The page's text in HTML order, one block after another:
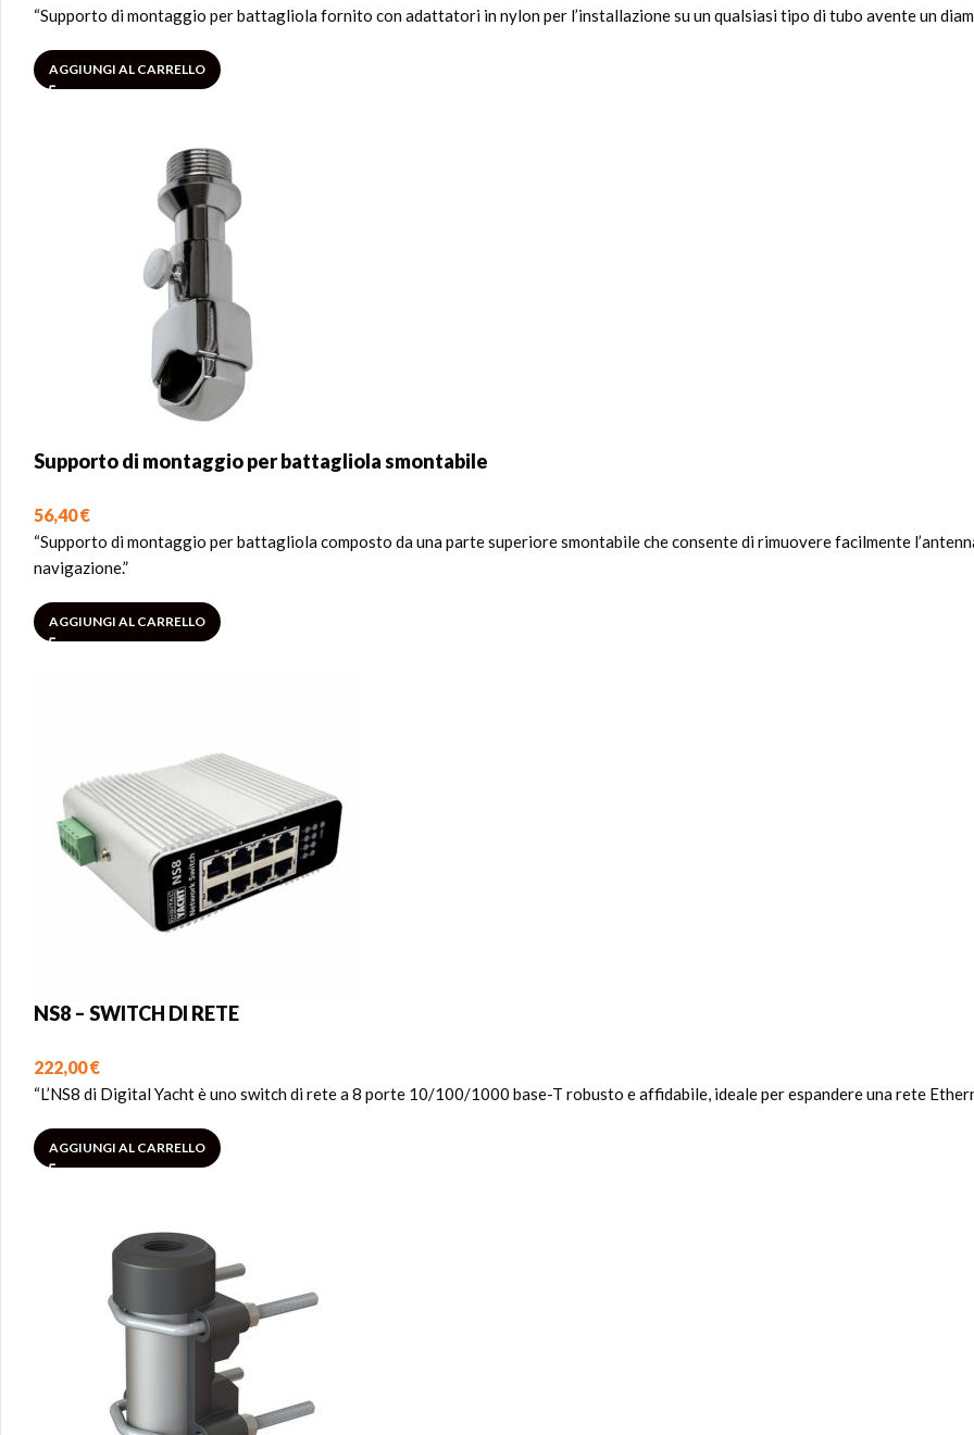
“Supporto di montaggio per battagliola fornito con adattatori in nylon per l’installazione su un qualsiasi tipo di tubo avente un
AGGIUNGI AL CARRELLO
Supporto di montaggio per battagliola smontabile
56,40€
“Supporto di montaggio per battagliola composto da una parte superiore smontabile che consente di rimuovere facilmente
navigazione.”
AGGIUNGI AL CARRELLO
NS8 – SWITCH DI RETE
222,00€
“L’NS8 di Digital Yacht è uno switch di rete a 8 porte 10/100/1000 base-T robusto e affidabile, ideale per espandere una rete
AGGIUNGI AL CARRELLO